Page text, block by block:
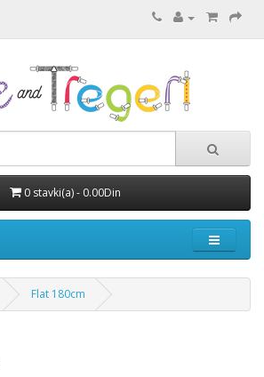
0 stavki(a) - 0.00Din
Flat 180cm